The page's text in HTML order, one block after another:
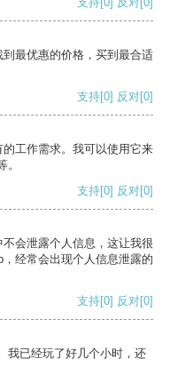
最优惠的价格，买到最合适
支持[0] 反对[0]
工作需求。我可以使用它来
支持[0] 反对[0]
会泄露个人信息，这让我很
经常会出现个人信息泄露的
支持[0] 反对[0]
我已经玩了好几个小时，还